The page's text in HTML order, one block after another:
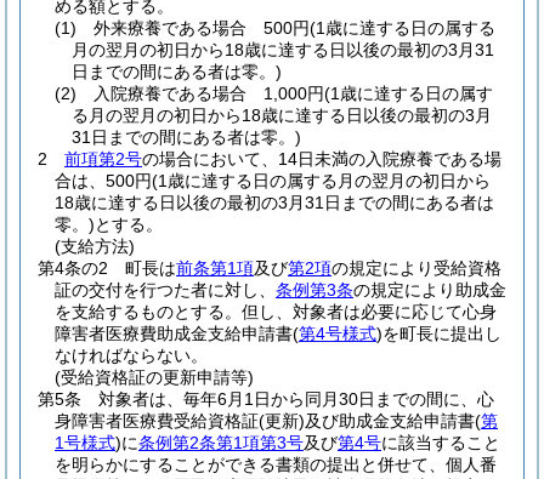
める額とする。
(1)
外来療養である場合 500円(1歳に達する日の属する
月の翌月の初日から18歳に達する日以後の最初の3月31
日までの間にある者は零。)
(2)
入院療養である場合 1,000円(1歳に達する日の属す
る月の翌月の初日から18歳に達する日以後の最初の3月
31日までの間にある者は零。)
2
前項第2号の場合において、14日未満の入院療養である場
合は、500円(1歳に達する日の属する月の翌月の初日から
18歳に達する日以後の最初の3月31日までの間にある者は
零。)とする。
(支給方法)
第4条の2
町長は前条第1項及び第2項の規定により受給資格
証の交付を行つた者に対し、 条例第3条の規定により助成金
を支給するものとする。 但し、対象者は必要に応じて心身
障害者医療費助成金支給申請書(第4号様式)を町長に提出し
なければならない。
(受給資格証の更新申請等)
第5条
対象者は、毎年6月1日から同月30日までの間に、心
身障害者医療費受給資格証(更新)及び助成金支給申請書(第
1号様式)に条例第2条第1項第3号及び第4号に該当すること
を明らかにすることができる書類の提出と併せて、個人番